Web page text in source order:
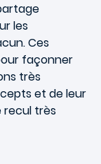
les
Ces
façonner
très
et de leur
recul très